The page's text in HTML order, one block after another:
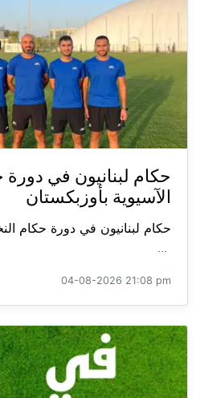
حكام لبنانيون في دورة
الآسيوية بأوزبكستان
حكام لبنانيون في دورة حكام
...
04-08-2026 21:08 pm